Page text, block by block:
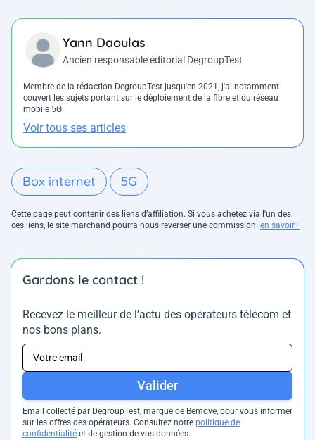
Yann Daoulas
Ancien responsable éditorial DegroupTest
Membre de la rédaction DegroupTest jusqu'en 2021, j'ai notamment
couvert les sujets portant sur le déploiement de la fibre et du réseau
mobile 5G.
Voir tous ses articles
Box internet 5G
Cette page peut contenir des liens d’affiliation. Si vous achetez via l'un des
ces liens, le site marchand pourra nous reverser une commission. en savoir+
Gardons le contact !
Recevez le meilleur de l’actu des opérateurs télécom et
nos bons plans.
Valider
Email collecté par DegroupTest, marque de Bemove, pour vous informer
sur les offres des opérateurs. Consultez notre politique de
confidentialité et de gestion de vos données.